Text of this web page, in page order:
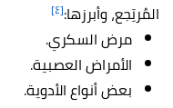
المُرتِجع، وأبرزها:[٤]
مرض السكري.
الأمراض العصبية.
بعض أنواع الأدوية.